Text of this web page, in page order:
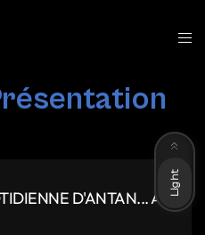
D'ANTAN... À
Light
Dark